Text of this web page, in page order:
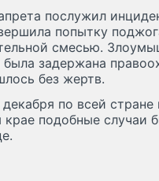
послужил
попытку
смесью.
задержана
без жертв.
по всей
подобные случаи